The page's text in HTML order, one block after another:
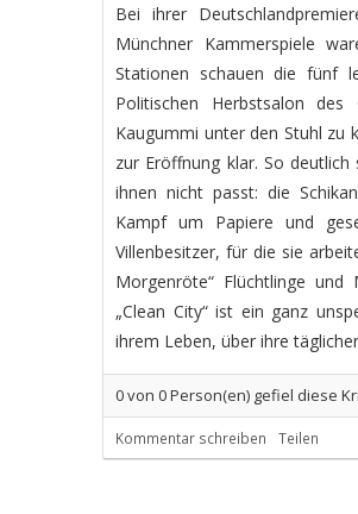
Bei ihrer
Münchner Kammerspiele
Stationen schauen die fünf
Politischen Herbstsalon
Kaugummi unter den Stuhl zu
zur Eröffnung klar. So
ihnen nicht passt: die
Kampf um Papiere und
Villenbesitzer, für die sie
Morgenröte“ Flüchtlinge
„Clean City“ ist ein ganz
ihrem Leben, über ihre
0von 0Person(en) gefiel diese
Kommentar schreiben Teilen